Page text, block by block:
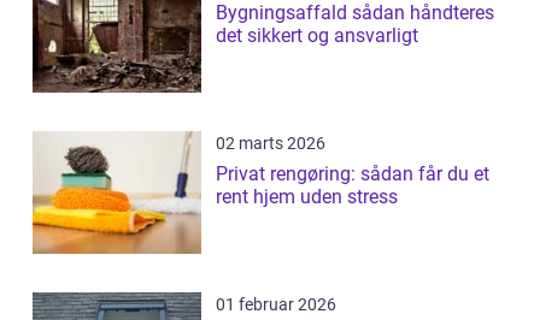
Bygningsaffald sådan håndteres
det sikkert og ansvarligt
02 marts 2026
Privat rengøring: sådan får du et
rent hjem uden stress
01 februar 2026